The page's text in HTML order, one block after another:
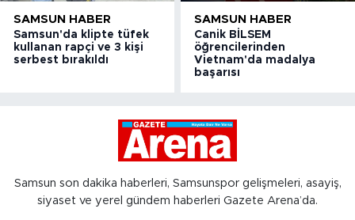
SAMSUN HABER
Samsun'da klipte tüfek
kullanan rapçi ve 3 kişi
serbest bırakıldı
SAMSUN HABER
Canik BİLSEM
öğrencilerinden
Vietnam'da madalya
başarısı
Samsun son dakika haberleri, Samsunspor gelişmeleri, asayiş,
siyaset ve yerel gündem haberleri Gazete Arena’da.